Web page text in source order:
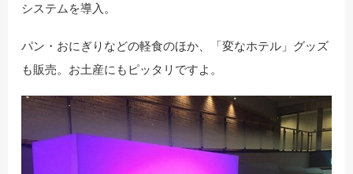
システムを導入。
パン・おにぎりなどの軽食のほか、「変なホテル」グッズ
も販売。お土産にもピッタリですよ。